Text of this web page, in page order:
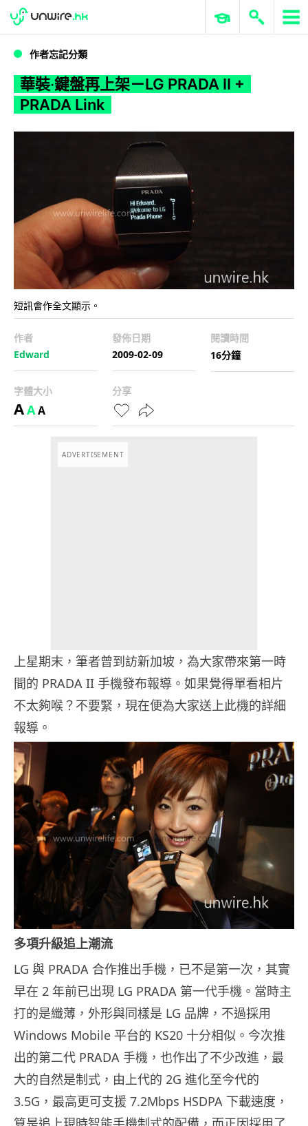
WWDC 2026 ERP 與商業 AI
作者忘記分類
華裝‧鍵盤再上架－LG PRADA II +
PRADA Link
短訊會作全文顯示。
作者
Edward
發佈日期
2009-02-09
閱讀時間
16分鐘
字體大小
AAA
分享
ADVERTISEMENT
上星期末，筆者曾到訪新加坡，為大家帶來第一時
間的 PRADA II 手機發布報導。如果覺得單看相片
不太夠喉？不要緊，現在便為大家送上此機的詳細
報導。
多項升級追上潮流
LG 與 PRADA 合作推出手機，已不是第一次，其實
早在 2 年前已出現 LG PRADA 第一代手機。當時主
打的是纖薄，外形與同樣是 LG 品牌，不過採用
Windows Mobile 平台的 KS20 十分相似。今次推
出的第二代 PRADA 手機，也作出了不少改進，最
大的自然是制式，由上代的 2G 進化至今代的
3.5G，最高更可支援 7.2Mbps HSDPA 下載速度，